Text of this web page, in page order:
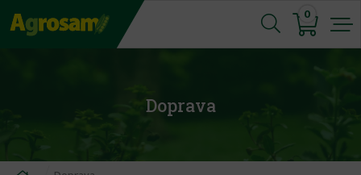
Jump
to
0
Doprava